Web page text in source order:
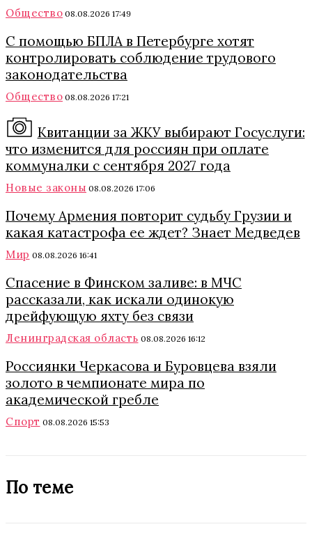
Общество 08.08.2026 17:49
С помощью БПЛА в Петербурге хотят
контролировать соблюдение трудового
законодательства
Общество 08.08.2026 17:21
Квитанции за ЖКУ выбирают Госуслуги:
что изменится для россиян при оплате
коммуналки с сентября 2027 года
Новые законы 08.08.2026 17:06
Почему Армения повторит судьбу Грузии и
какая катастрофа ее ждет? Знает Медведев
Мир 08.08.2026 16:41
Спасение в Финском заливе: в МЧС
рассказали, как искали одинокую
дрейфующую яхту без связи
Ленинградская область 08.08.2026 16:12
Россиянки Черкасова и Буровцева взяли
золото в чемпионате мира по
академической гребле
Спорт 08.08.2026 15:53
По теме